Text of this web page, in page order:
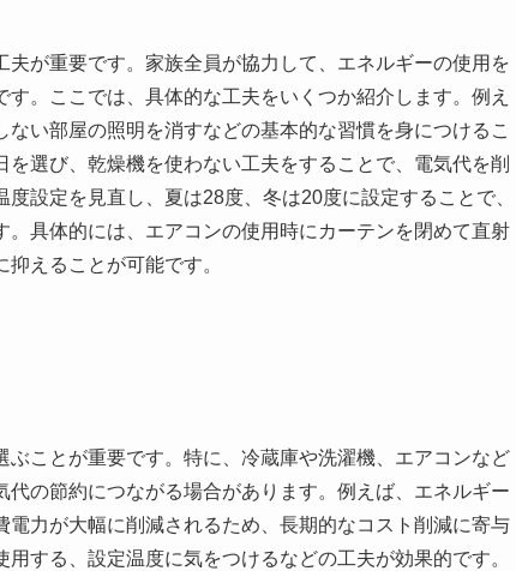
が重要です。家族全員が協力して、エネルギーの使用を
。ここでは、具体的な工夫をいくつか紹介します。例え
い部屋の照明を消すなどの基本的な習慣を身につけるこ
選び、乾燥機を使わない工夫をすることで、電気代を削
設定を見直し、夏は28度、冬は20度に設定することで、
具体的には、エアコンの使用時にカーテンを閉めて直射
えることが可能です。
ことが重要です。特に、冷蔵庫や洗濯機、エアコンなど
の節約につながる場合があります。例えば、エネルギー
力が大幅に削減されるため、長期的なコスト削減に寄与
する、設定温度に気をつけるなどの工夫が効果的です。